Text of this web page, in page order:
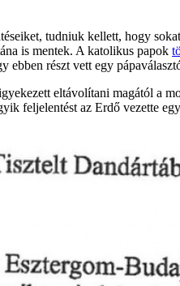
tudniuk kellett, hogy
is mentek. A katolikus papok
ebben részt vett egy
eltávolítani magától a
feljelentést az Erdő vezette